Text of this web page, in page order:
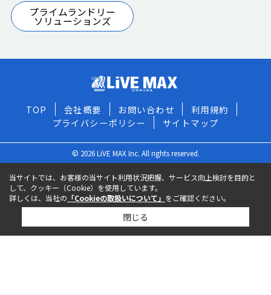
プライムランドリー
ソリューションズ
TOP 会社概要 お問い合わせ
利用規約
プライバシーポリシー
サイトマップ
© 2026 LiVE MAX Inc. All rights reserved.
当サイトでは、お客様の当サイト利用状況把握、サービス向上検討を目的と
して、クッキー（Cookie）を使用しています。
詳しくは、当社の 「Cookieの取扱いについて」 をご確認ください。
閉じる